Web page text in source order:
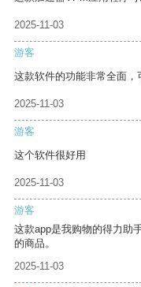
2025-11-03
游客
这款软件的功能非常全面，
2025-11-03
游客
这个软件很好用
2025-11-03
游客
这款app是我购物的得力助
的商品。
2025-11-03